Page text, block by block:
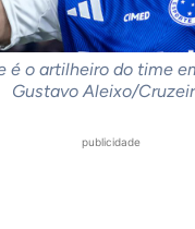
é o artilheiro do time
Gustavo Aleixo/
publicidade